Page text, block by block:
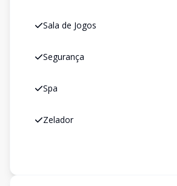
Sala de Jogos
Segurança
Spa
Zelador